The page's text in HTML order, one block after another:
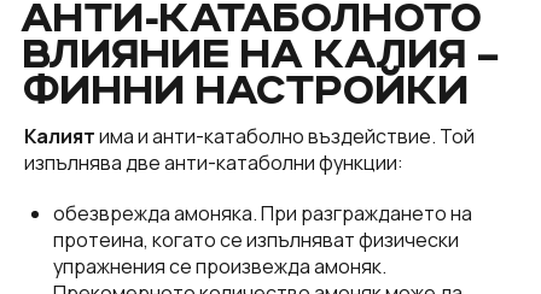
АНТИ-КАТАБОЛНОТО
ВЛИЯНИЕ НА КАЛИЯ –
ФИННИ НАСТРОЙКИ
Калиятима и анти-катаболно въздействие. Той
изпълнява две анти-катаболни функции:
oбезврежда амоняка. При разграждането на
протеина, когато се изпълняват физически
упражнения се произвежда амоняк.